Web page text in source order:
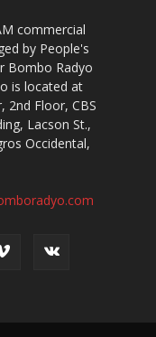
commercial
by People's
Bombo Radyo
is located at
2nd Floor, CBS
Lacson St.,
Occidental,